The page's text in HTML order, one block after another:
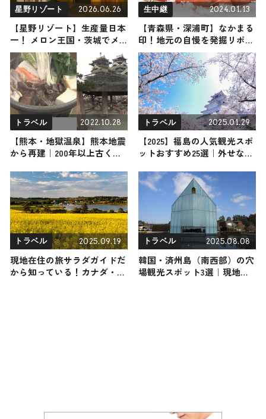
星野リゾート 2026.06.26
【星野リゾート】生産量日本
一！ メロン王国・茨城でメ
ロンと祭りを楽しみ尽くす
『メロンまるごと夏祭り』が
BEB5土浦にて初開催 / 茨城
県土浦市
生中継 2024.01.13
【青森県・深浦町】なかまる
印！地元の自慢を発掘リポー
ト
トラベル 2022.10.28
【熊本・地獄温泉】熊本地震
から再建｜200年以上古くか
トラベル 2025.01.29
【2025】福島の人気観光スポ
ットおすすめ25選｜外せない
ころ満載の観光地を紹介
トラベル 2025.09.19
現地在住の旅サラダガイドだ
から知っている！カナダ・プ
トラベル 2025.08.08
韓国・済州島（南西部）の穴
場観光スポット3選｜現地を